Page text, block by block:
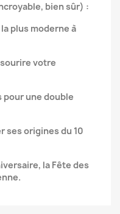
bien sûr) :
plus moderne à
votre
pour une double
ses origines du 10
la Fête des